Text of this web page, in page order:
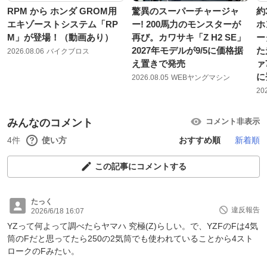
RPM から ホンダ GROM用
エキゾーストシステム「RP
M」が登場！（動画あり）
2026.08.06 バイクブロス
驚異のスーパーチャージャ
ー! 200馬力のモンスターが
再び。カワサキ「Z H2 SE」
2027年モデルが9/5に価格据
え置きで発売
2026.08.05 WEBヤングマシン
ホ
みんなのコメント コメント非表示
4件 使い方 おすすめ順 新着順
この記事にコメントする
たっく
2026/6/18 16:07
違反報告
YZって何よって調べたらヤマハ 究極(Z)らしい。で、YZFのFは4気
筒のFだと思ってたら250の2気筒でも使われていることから4スト
ロークのFみたい。